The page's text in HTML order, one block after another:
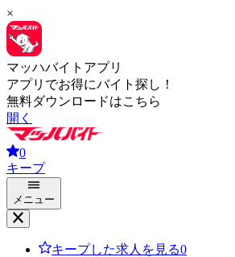
×
マッハバイトアプリ
アプリでお得にバイト探し！
無料ダウンロードはこちら
開く
0
キープ
メニュー
キープした求人を見る0